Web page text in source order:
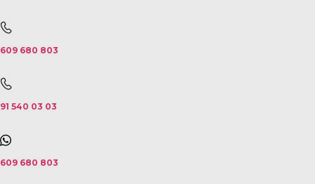
609 680 803
91 540 03 03
609 680 803